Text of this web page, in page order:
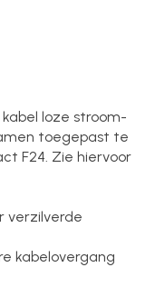
kabel loze stroom-
toegepast te
F24. Zie hiervoor
verzilverde
kabelovergang